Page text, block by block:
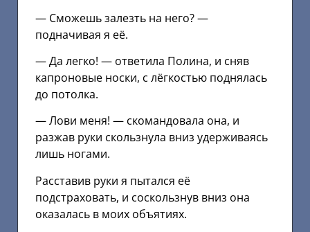
— Сможешь залезть на него? —
подначивая я её.
— Да легко! — ответила Полина, и сняв
капроновые носки, с лёгкостью поднялась
до потолка.
— Лови меня! — скомандовала она, и
разжав руки скользнула вниз удерживаясь
лишь ногами.
Расставив руки я пытался её
подстраховать, и соскользнув вниз она
оказалась в моих объятиях.